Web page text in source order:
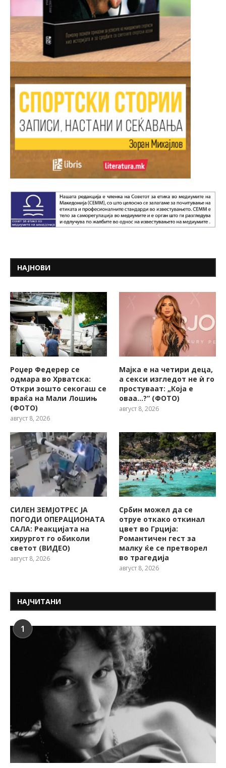
НАЈНОВИ
Роџер Федерер се
одмара во Хрватска:
Откри зошто секогаш се
враќа на Мали Лошињ
(ФОТО)
август 8, 2026
Мајка е на четири деца,
а секси изгледот не ѝ го
простуваат: „Која е
оваа…?“ (ФОТО)
август 8, 2026
СИЛЕН ЗЕМЈОТРЕС ЈА
ПОГОДИ ОПЕРАЦИОНАТА
САЛА: Реакцијата на
хирургот го обиколи
светот (ВИДЕО)
август 8, 2026
Србин можел да се
отруе откако откинал
цвет во Грција:
Романтичен гест за
малку ќе се претворел
во трагедија
август 8, 2026
НАЈЧИТАНИ
1